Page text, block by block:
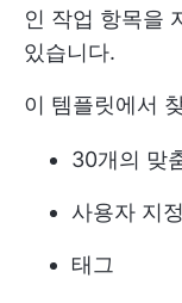
인 작업 항목을
있습니다.
이 템플릿에서
30개의 맞
사용자 지
태그